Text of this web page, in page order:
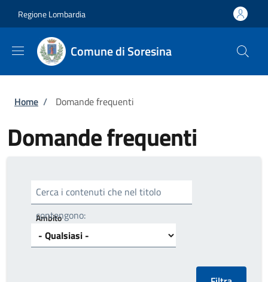
Regione Lombardia
Comune di Soresina
Briciole di pane
Home / Domande frequenti
Domande frequenti
Cerca i contenuti che nel titolo
contengono:
Ambito